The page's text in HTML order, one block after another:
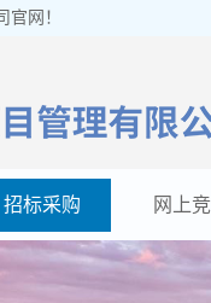
网！
招标采购 网上